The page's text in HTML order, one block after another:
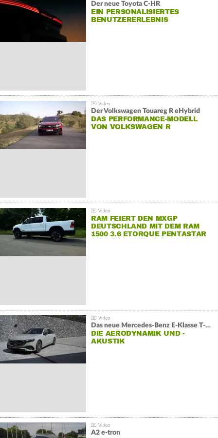
Der neue Toyota C-HR
EIN PERSONALISIERTES
BENUTZERERLEBNIS
Der Volkswagen Touareg R eHybrid
DAS PERFORMANCE-MODELL
VON VOLKSWAGEN R
RAM FEIERT DEN MXGP
DEUTSCHLAND MIT DEM RAM
1500 3.6 ETORQUE PENTASTAR
Das neue Mercedes-Benz E-Klasse T-Modell
DIE AERODYNAMIK UND -
AKUSTIK
A2 e-tron